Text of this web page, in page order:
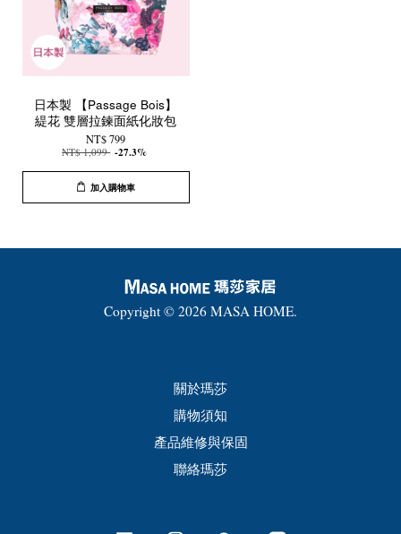
日本製 【Passage Bois】
緹花 雙層拉鍊面紙化妝包
NT$ 799
NT$ 1,099 -27.3%
加入購物車
Copyright © 2026 MASA HOME.
關於瑪莎
購物須知
產品維修與保固
聯絡瑪莎